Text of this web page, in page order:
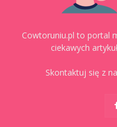
Cowtoruniu.pl to portal
ciekawych
Skontaktuj się z